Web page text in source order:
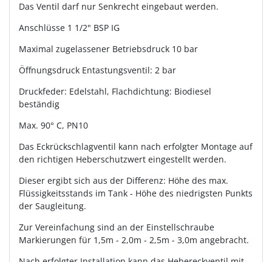
Das Ventil darf nur Senkrecht eingebaut werden.
Anschlüsse 1 1/2" BSP IG
Maximal zugelassener Betriebsdruck 10 bar
Öffnungsdruck Entastungsventil: 2 bar
Druckfeder: Edelstahl, Flachdichtung: Biodiesel
beständig
Max. 90° C, PN10
Das Eckrückschlagventil kann nach erfolgter Montage auf
den richtigen Heberschutzwert eingestellt werden.
Dieser ergibt sich aus der Differenz: Höhe des max.
Flüssigkeitsstands im Tank - Höhe des niedrigsten Punkts
der Saugleitung.
Zur Vereinfachung sind an der Einstellschraube
Markierungen für 1,5m - 2,0m - 2,5m - 3,0m angebracht.